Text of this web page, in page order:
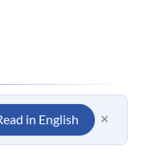
in English ×